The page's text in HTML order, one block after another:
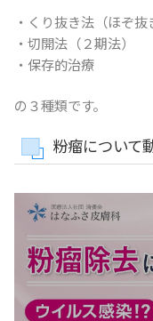
・くり抜き法（ほぞ抜
・切開法（２期法）
・保存的治療
の３種類です。
粉瘤について